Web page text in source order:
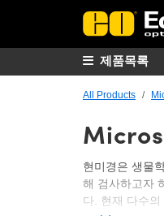
제품목록
All Products
현미경은 생물
해 검사하고자
다. 현재 다수